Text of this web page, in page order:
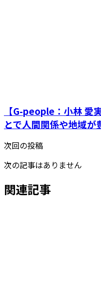
【G-people：小林 愛
とで人間関係や地域が
次回の投稿
次の記事はありません
関連記事